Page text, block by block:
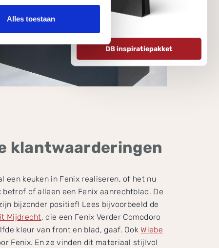
Alles toestaan
DB inspiratiepakket
klantwaarderingen
een keuken in Fenix realiseren, of het nu
of alleen een Fenix aanrechtblad. De
bijzonder positief! Lees bijvoorbeeld de
Mijdrecht, die een Fenix Verder Comodoro
kleur van front en blad, gaaf. OokWiebe
Fenix. En ze vinden dit materiaal stijlvol